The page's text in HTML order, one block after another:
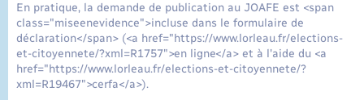
En pratique, la demande de publication au JOAFE est <span
class="miseenevidence">incluse dans le formulaire de
déclaration</span> (<a href="https://www.lorleau.fr/elections-
et-citoyennete/?xml=R1757">en ligne</a> et à l'aide du <a
href="https://www.lorleau.fr/elections-et-citoyennete/?
xml=R19467">cerfa</a>).